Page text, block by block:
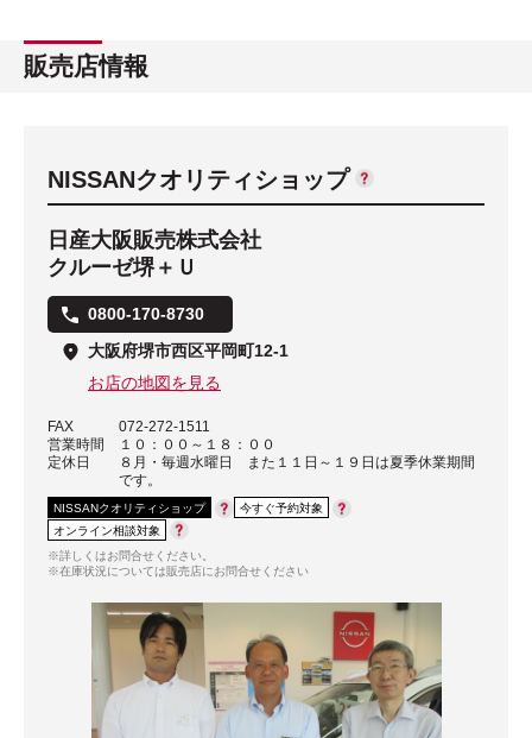
販売店情報
NISSANクオリティショップ
日産大阪販売株式会社
クルーゼ堺＋Ｕ
0800-170-8730
大阪府堺市西区平岡町12-1
お店の地図を見る
FAX
072-272-1511
営業時間
１０：００～１８：００
定休日
８月・毎週水曜日 また１１日～１９日は夏季休業期間
です。
NISSANクオリティショップ
今すぐ予約対象
オンライン相談対象
※詳しくはお問合せください。
※在庫状況については販売店にお問合せください